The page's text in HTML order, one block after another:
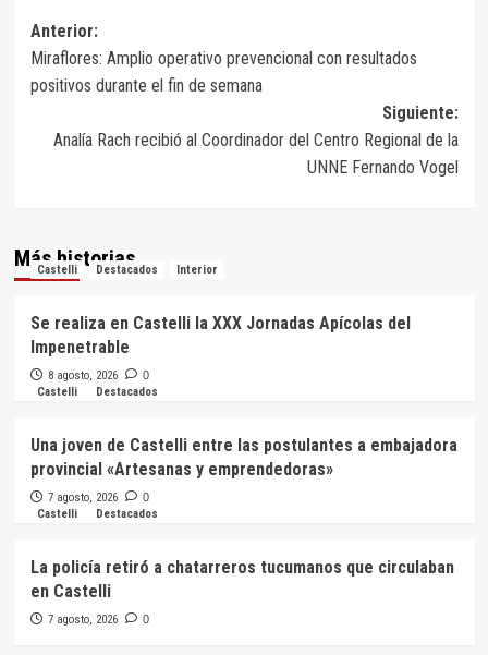
Navegación
de
entradas
Anterior:
Miraflores: Amplio operativo prevencional con resultados
positivos durante el fin de semana
Siguiente:
Analía Rach recibió al Coordinador del Centro Regional de la
UNNE Fernando Vogel
Más historias
Castelli Destacados Interior
Se realiza en Castelli la XXX Jornadas Apícolas del
Impenetrable
8 agosto, 2026 0
Castelli Destacados
Una joven de Castelli entre las postulantes a embajadora
provincial «Artesanas y emprendedoras»
7 agosto, 2026 0
Castelli Destacados
La policía retiró a chatarreros tucumanos que circulaban
en Castelli
7 agosto, 2026 0